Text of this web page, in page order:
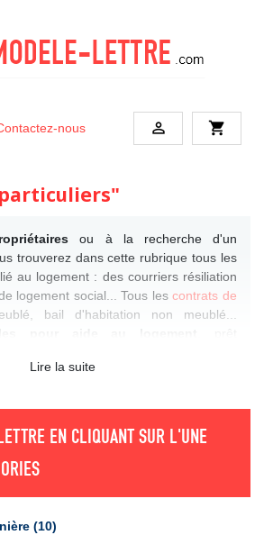
nous  shopping_cart
ou à la recherche d'un
trouverez dans cette rubrique tous les
au logement : des courriers résiliation
logement social... Tous lescontrats de
bail d'habitation non meublé...
?lettre changement adresse,
pour permis de construire.
Lire la suite
EN CLIQUANT SUR L'UNE
(10)